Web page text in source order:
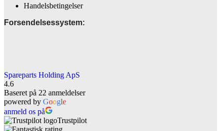
Handelsbetingelser
Forsendelsessystem:
Spareparts Holding ApS
4.6
Baseret på 22 anmeldelser
powered by Google
anmeld os på
Trustpilot